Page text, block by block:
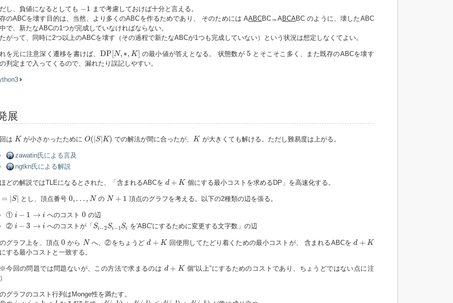
し、負値になるとしても −1
1
まで考慮しておけば十分と言える。
のABCを壊す目的は、当然、より多くのABCを作るためであり、 そのためには AABCBC→ABCABC のように、壊したABC
で、新たなABCの1つが完成していなければならない。
がって、同時に2つ以上のABCを壊す（その過程で新たなABCが1つも完成していない）という状況は想定しなくてよい。
を元に注意深く遷移を書けば、 DP[N,∗, K]
DP[N,∗ K] の最小値が答えとなる。 状態数が5
5 とそこそこ多く、また既存のABCを壊す
判定まで入ってくるので、漏れたり誤記しやすい。
展
は K
K が小さかったためにO(|S|K)
O(| S| K) での解法が間に合ったが、 K
K が大きくても解ける。ただし難易度は上がる。
zawatin氏による言及
ngtkn氏による解説
どの解説ではTLEになるとされた、「含まれるABCを d + K
d+K 個にする最小コストを求めるDP」を高速化する。
= |S|
| とし、頂点番号 0,. . . , N
0 のN + 1
N+ 1 頂点のグラフを考える。以下の2種類の辺を張る。
① i − 1 → i
− → へのコスト 0
0 の辺
② i − 3 → i
− → へのコストが「 Si−2Si−1Si
Si S 1S を'ABC'にするために変更する文字数」の辺
グラフ上を、頂点0
0 から N
Nへ、②をちょうどd + K
d +K 回使用してたどり着くための最小コストが、 含まれるABCをd + K
d +K
する最小コストと一致する。
※今回の問題では問題ないが、この方法で求まるのは d + K
d+K
個“以上”にするためのコストであり、ちょうどではない点に注
グラフのコスト行列はMonge性を満たす。
i< < k l d(i,k)+ d l)≤d(i + d(j ,k )